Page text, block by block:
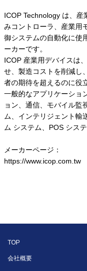
ICOP Technology は、産
みコントローラ、産業用
御システムの自動化に使
ーカーです。
ICOP 産業用デバイスは
せ、製造コストを削減し
者の期待を超えるのに役
一般的なアプリケーショ
ョン、通信、モバイル監
ム、インテリジェント輸
ム システム、POS シス
メーカーページ：
https://www.icop.com.tw
TOP
会社概要